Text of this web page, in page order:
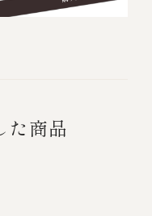
た商品